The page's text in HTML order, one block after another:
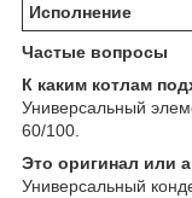
Исполнение
Частые вопросы
К каким котлам
Универсальный
60/100.
Это оригинал или
Универсальный